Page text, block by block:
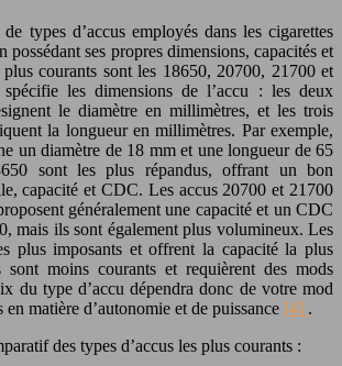
types d’accus employés dans les cigarettes
possédant ses propres dimensions, capacités et
courants sont les 18650, 20700, 21700 et
les dimensions de l’accu : les deux
le diamètre en millimètres, et les trois
la longueur en millimètres. Par exemple,
un diamètre de 18 mm et une longueur de 65
sont les plus répandus, offrant un bon
capacité et CDC. Les accus 20700 et 21700
généralement une capacité et un CDC
mais ils sont également plus volumineux. Les
plus imposants et offrent la capacité la plus
sont moins courants et requièrent des mods
du type d’accu dépendra donc de votre mod
en matière d’autonomie et de puissance [4] .
des types d’accus les plus courants :